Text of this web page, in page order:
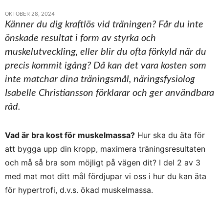
OKTOBER 28, 2024
Känner du dig kraftlös vid träningen? Får du inte
önskade resultat i form av styrka och
muskelutveckling, eller blir du ofta förkyld när du
precis kommit igång? Då kan det vara kosten som
inte matchar dina träningsmål, näringsfysiolog
Isabelle Christiansson förklarar och ger användbara
råd.
Vad är bra kost för muskelmassa? Hur ska du äta för
att bygga upp din kropp, maximera träningsresultaten
och må så bra som möjligt på vägen dit? I del 2 av 3
med mat mot ditt mål fördjupar vi oss i hur du kan äta
för hypertrofi, d.v.s. ökad muskelmassa.